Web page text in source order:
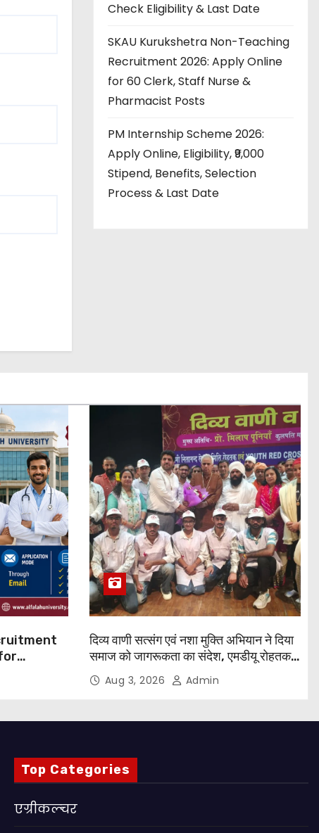
Check Eligibility & Last Date
SKAU Kurukshetra Non-Teaching
Recruitment 2026: Apply Online
for 60 Clerk, Staff Nurse &
Pharmacist Posts
PM Internship Scheme 2026:
Apply Online, Eligibility, ₹9,000
Stipend, Benefits, Selection
Process & Last Date
दिव्य वाणी सत्संग एवं नशा मुक्ति अभियान ने दिया
समाज को जागरूकता का संदेश, एमडीयू रोहतक में
हजारों लोगों ने लिया संकल्प
Aug 3, 2026 Admin
Top Categories
एग्रीकल्चर